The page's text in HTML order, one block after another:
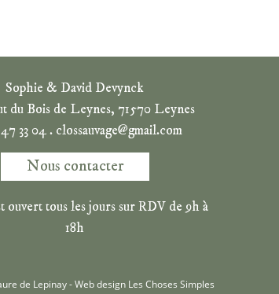
Sophie & David Devynck
du Bois de Leynes, 71570 Leynes
33 04 . clossauvage@gmail.com
Nous contacter
ouvert tous les jours sur RDV de 9h à
18h
de Lepinay - Web design Les Choses Simples